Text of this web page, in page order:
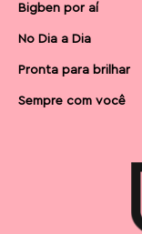
Bigben por aí
No Dia a Dia
Pronta para brilhar
Sempre com você